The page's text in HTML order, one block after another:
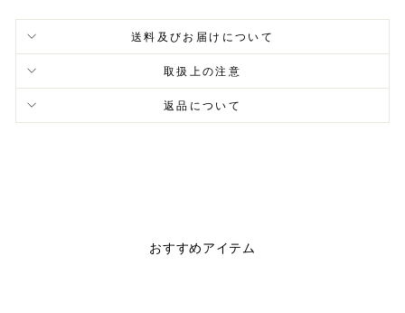
送料及びお届けについて
取扱上の注意
返品について
おすすめアイテム